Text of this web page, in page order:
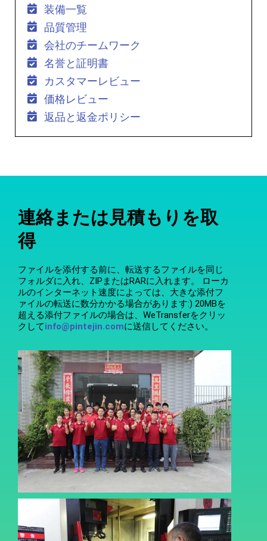
装備一覧
品質管理
会社のチームワーク
名誉と証明書
カスタマーレビュー
価格レビュー
返品と返金ポリシー
連絡または見積もりを取
得
ファイルを添付する前に、転送するファイルを同じ
フォルダに入れ、ZIPまたはRARに入れます。 ローカ
ルのインターネット速度によっては、大きな添付フ
ァイルの転送に数分かかる場合があります:) 20MBを
超える添付ファイルの場合は、WeTransferをクリッ
クしてinfo@pintejin.comに送信してください。